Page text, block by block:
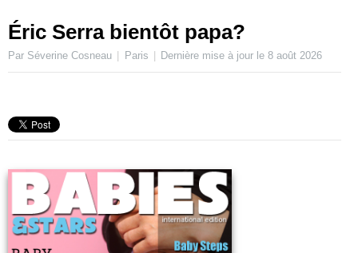
Éric Serra bientôt papa?
Par Séverine Cosneau Paris Dernière mise à jour le8 août 2026